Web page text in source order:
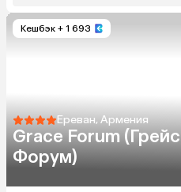
Кешбэк + 1 693
Ереван, Армения
Grace Forum (Грейс
Форум)